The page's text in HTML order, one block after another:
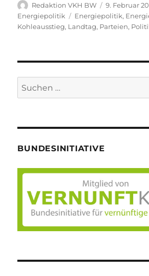
Autor
Redaktion VKH BW
am
9. Februar
Energiepolitik
Schlagwörter
Energiepolitik,
Kohleausstieg, Landtag, Parteien,
Suche
nach:
BUNDESINITIATIVE